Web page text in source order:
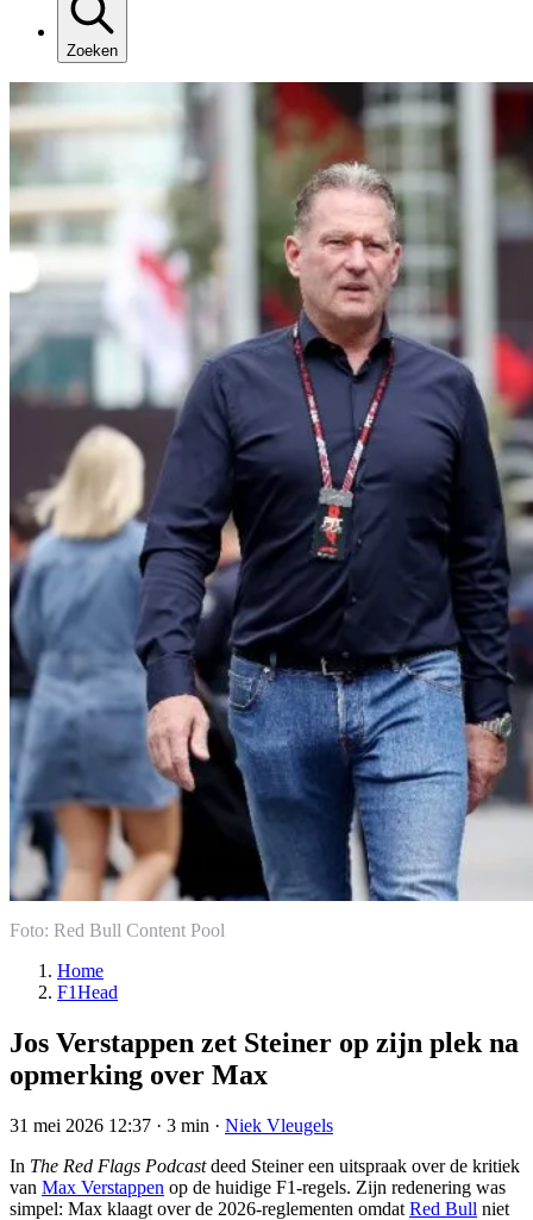
Zoeken
Foto: Red Bull Content Pool
Home
F1Head
Jos Verstappen zet Steiner op zijn plek na
opmerking over Max
31 mei 2026 12:37 · 3 min · Niek Vleugels
In The Red Flags Podcastdeed Steiner een uitspraak over de kritiek
van Max Verstappen op de huidige F1-regels. Zijn redenering was
simpel: Max klaagt over de 2026-reglementen omdat Red Bull niet